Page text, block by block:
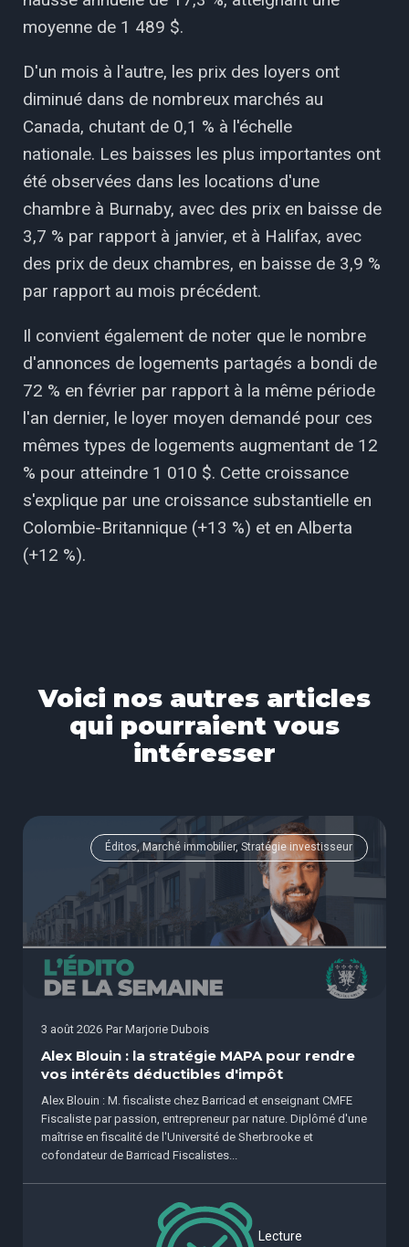
moyenne de 1 489 $.
D'un mois à l'autre, les prix des loyers ont
diminué dans de nombreux marchés au
Canada, chutant de 0,1 % à l'échelle
nationale. Les baisses les plus importantes ont
été observées dans les locations d'une
chambre à Burnaby, avec des prix en baisse de
3,7 % par rapport à janvier, et à Halifax, avec
des prix de deux chambres, en baisse de 3,9 %
par rapport au mois précédent.
Il convient également de noter que le nombre
d'annonces de logements partagés a bondi de
72 % en février par rapport à la même période
l'an dernier, le loyer moyen demandé pour ces
mêmes types de logements augmentant de 12
% pour atteindre 1 010 $. Cette croissance
s'explique par une croissance substantielle en
Colombie-Britannique (+13 %) et en Alberta
(+12 %).
Voici nos autres articles
qui pourraient vous
intéresser
Éditos, Marché immobilier, Stratégie investisseur
3 août 2026 Par Marjorie Dubois
Alex Blouin : la stratégie MAPA pour rendre
vos intérêts déductibles d'impôt
Alex Blouin : M. fiscaliste chez Barricad et enseignant CMFE
Fiscaliste par passion, entrepreneur par nature. Diplômé d'une
maîtrise en fiscalité de l'Université de Sherbrooke et
cofondateur de Barricad Fiscalistes...
Lecture